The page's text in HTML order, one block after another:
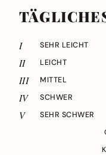
I SEHR LEICHT
II LEICHT
III MITTEL
IV SCHWER
V
SEHR SCHWER